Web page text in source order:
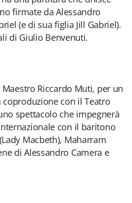
firmate da Alessandro
(e di sua figlia Jill Gabriel).
di Giulio Benvenuti.
Riccardo Muti, per un
con il Teatro
spettacolo che impegnerà
con il baritono
Macbeth), Maharram
di Alessandro Camera e